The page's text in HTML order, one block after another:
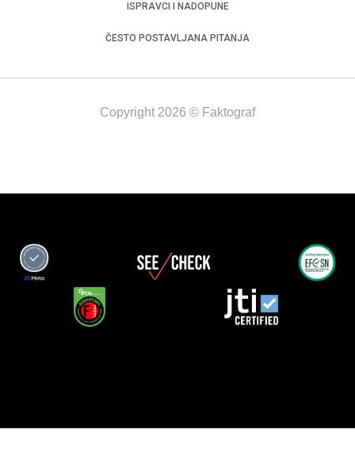
ISPRAVCI I NADOPUNE
ČESTO POSTAVLJANA PITANJA
Copyright 2026 © Faktograf